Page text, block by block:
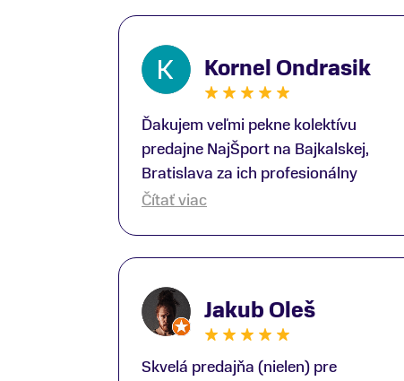
Kornel Ondrasik
Ďakujem veľmi pekne kolektívu
predajne NajŠport na Bajkalskej,
Bratislava za ich profesionálny
prístup k zákazníkom; Zvlášť
ako aj prilby.. všetko značka Atomic;
Pán Martin Guniš mi svojou
odbornosťou otvoril nové obzory a
dozvedel som sa, vďaka jeho
Čítať viac
Jakub Oleš
Skvelá predajňa (nielen) pre